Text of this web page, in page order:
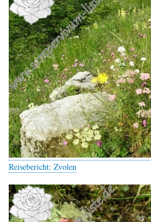
Reisebericht: Zvolen